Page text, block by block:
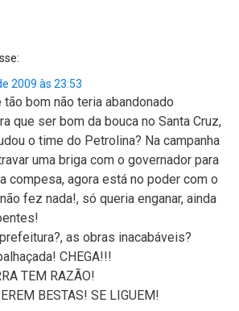
2009 às 23:53
bom não teria abandonado
que ser bom da bouca no Santa Cruz,
o time do Petrolina? Na campanha
uma briga com o governador para
compesa, agora está no poder com o
fez nada!, só queria enganar, ainda
as obras inacabáveis?
CHEGA!!!
TEM RAZÃO!
BESTAS! SE LIGUEM!